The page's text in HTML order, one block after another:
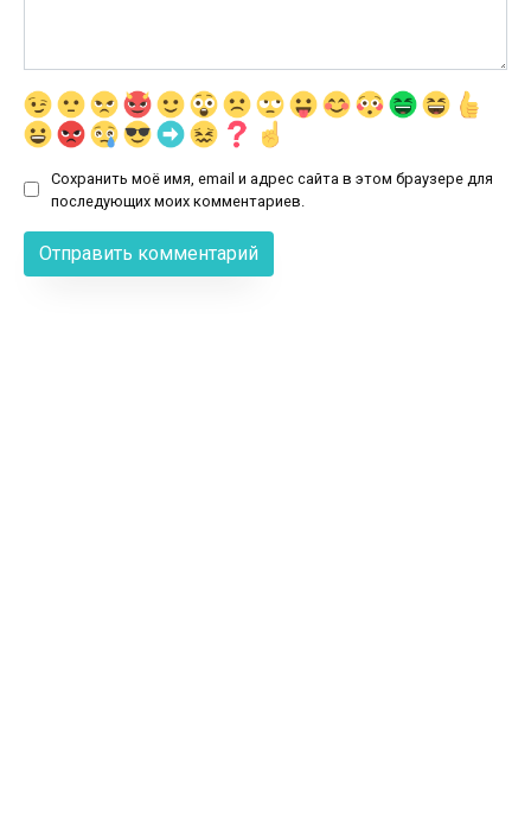
Сохранить моё имя, email и адрес сайта в этом браузере для
последующих моих комментариев.